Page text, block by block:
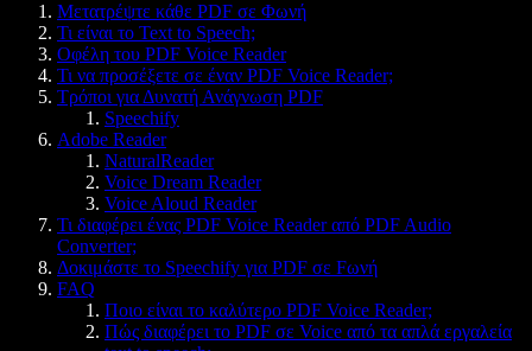
Μετατρέψτε κάθε PDF σε Φωνή
Τι είναι το Text to Speech;
Οφέλη του PDF Voice Reader
Τι να προσέξετε σε έναν PDF Voice Reader;
Τρόποι για Δυνατή Ανάγνωση PDF
Speechify
Adobe Reader
NaturalReader
Voice Dream Reader
Voice Aloud Reader
Τι διαφέρει ένας PDF Voice Reader από PDF Audio
Converter;
Δοκιμάστε το Speechify για PDF σε Fωνή
FAQ
Ποιο είναι το καλύτερο PDF Voice Reader;
Πώς διαφέρει το PDF σε Voice από τα απλά εργαλεία